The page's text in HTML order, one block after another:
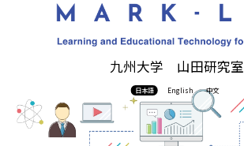
九州大学 山田研究室
日本語 English 中文